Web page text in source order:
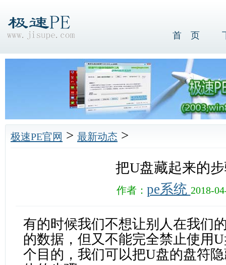
首 页
极速PE官网 > 最新动态 >
把U盘藏起来的
作者： pe系统 2018-
有的时候我们不想让别人在我们
的数据，但又不能完全禁止使用
个目的，我们可以把U盘的盘符